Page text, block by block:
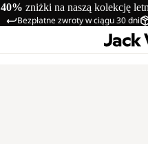
40% zniżki na naszą kolekcję
Bezpłatne zwroty w ciągu 30 dni